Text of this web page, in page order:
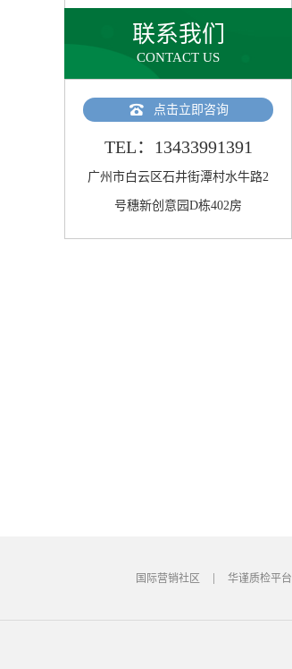
联系我们
CONTACT US
点击立即咨询
TEL：13433991391
广州市白云区石井街潭村水牛路2
号穗新创意园D栋402房
国际营销社区 华谨质检平台